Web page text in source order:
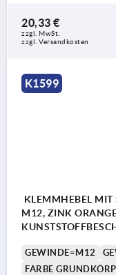
20,33 €
zzgl. MwSt.
zzgl. Versandkosten
K1599
KLEMMHEBEL MIT
M12, ZINK
GEWINDE=M12
FARBE